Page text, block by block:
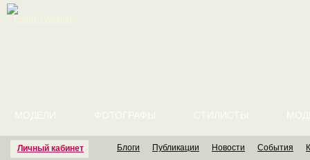
Личный кабинет
МОДЕЛИ ФОТОГРАФЫ СТИЛИСТЫ
Блоги Публикации Новости События